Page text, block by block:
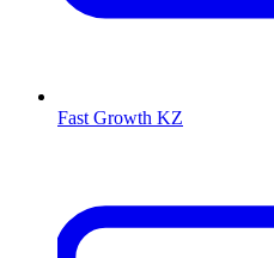
Fast Growth KZ